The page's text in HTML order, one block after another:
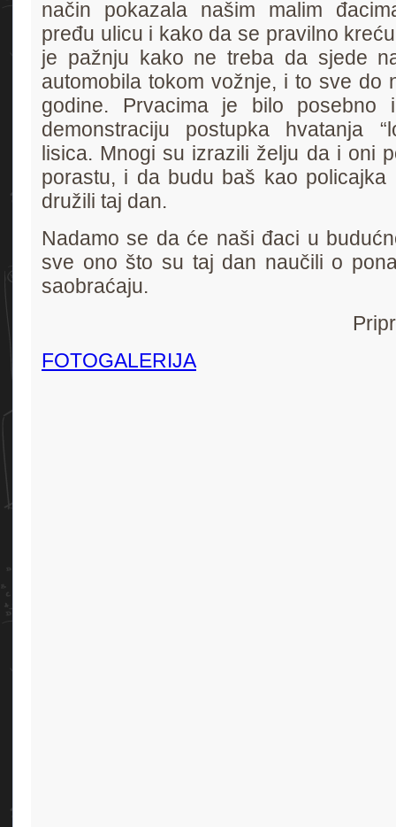
način pokazala našim malim
pređu ulicu i kako da se pravilno
je pažnju kako ne treba da sjede
automobila tokom vožnje, i to sve do
godine. Prvacima je bilo posebno
demonstraciju postupka hvatanja
lisica. Mnogi su izrazili želju da i oni
porastu, i da budu baš kao
družili taj dan.
Nadamo se da će naši đaci u
sve ono što su taj dan naučili o
saobraćaju.
FOTOGALERIJA